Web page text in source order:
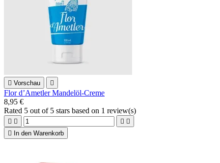
 Vorschau 
Flor d’Ametler Mandelöl-Creme
8,95 €
Rated 5 out of 5 stars based on 1 review(s)
   

In den Warenkorb